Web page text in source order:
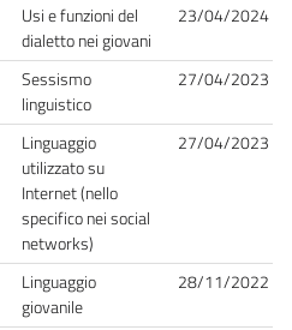
Usi e funzioni del
dialetto nei giovani
23/04/2024
Sessismo
linguistico
27/04/2023
Linguaggio
utilizzato su
Internet (nello
specifico nei social
networks)
27/04/2023
Linguaggio
giovanile
28/11/2022